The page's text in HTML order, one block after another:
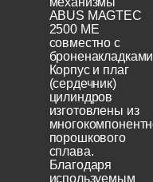
ABUS MAGTEC
2500 ME
совместно с
Корпус и плаг
(сердечник)
цилиндров
изготовлены из
порошкового
сплава.
Благодаря
используемым